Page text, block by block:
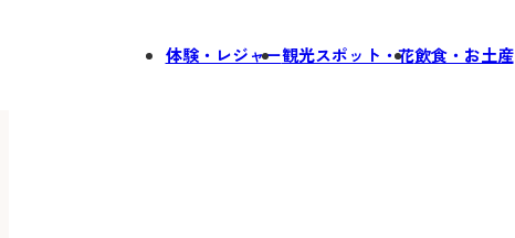
体験・レジャー観光スポット・花飲食・お土産